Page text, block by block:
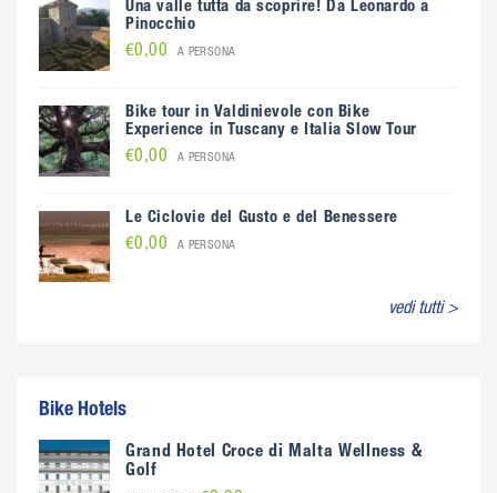
Una valle tutta da scoprire! Da Leonardo a
Pinocchio
€0,00 A PERSONA
Bike tour in Valdinievole con Bike
Experience in Tuscany e Italia Slow Tour
€0,00 A PERSONA
Le Ciclovie del Gusto e del Benessere
€0,00 A PERSONA
vedi tutti >
Bike Hotels
Grand Hotel Croce di Malta Wellness &
Golf